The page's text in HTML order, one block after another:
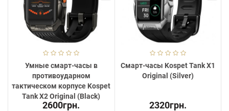
Умные смарт-часы в
противоударном
тактическом корпусе Kospet
Tank X2 Original (Black)
2600грн.
Смарт-часы Kospet Tank X1
Original (Silver)
2320грн.